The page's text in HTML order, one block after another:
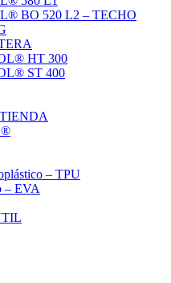
BO 520 L2 – TECHO
HT 300
ST 400
– TPU
– EVA